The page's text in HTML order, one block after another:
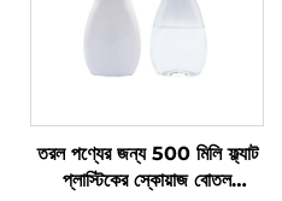
তরল পণ্যের জন্য 500 মিলি ফ্ল্যাট
প্লাস্টিকের স্কোয়াজ বোতল